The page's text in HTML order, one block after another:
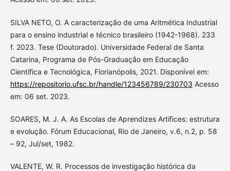
SILVA NETO, O. A caracterização de uma Aritmética Industrial
para o ensino industrial e técnico brasileiro (1942-1968). 233
f. 2023. Tese (Doutorado). Universidade Federal de Santa
Catarina, Programa de Pós-Graduação em Educação
Científica e Tecnológica, Florianópolis, 2021. Disponível em:
https://repositorio.ufsc.br/handle/123456789/230703 Acesso
em: 06 set. 2023.
SOARES, M. J. A. As Escolas de Aprendizes Artífices: estrutura
e evolução. Fórum Educacional, Rio de Janeiro, v.6, n.2, p. 58
– 92, Jul/set, 1982.
VALENTE, W. R. Processos de investigação histórica da